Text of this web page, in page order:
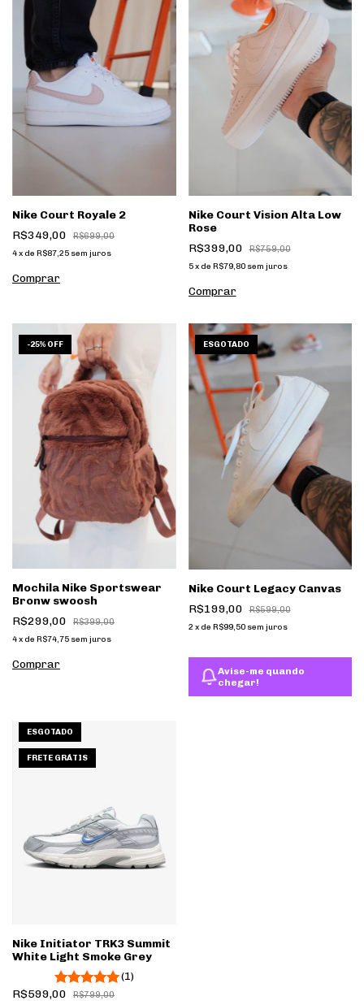
Nike Court Royale 2
R$349,00
R$699,00
4x de R$87,25 sem juros
Comprar
Nike Court Vision Alta Low
Rose
R$399,00
R$759,00
5 x de R$79,80 sem juros
Comprar
1/8
-25% OFF
Mochila Nike Sportswear
Bronw swoosh
R$299,00
R$399,00
4x de R$74,75 sem juros
1/4
ESGOTADO
Nike Court Legacy Canvas
R$199,00
R$599,00
2 x de R$99,50 sem juros
Avise-me quando
chegar!
1/9
ESGOTADO
FRETE GRÁTIS
Nike Initiator TRK3 Summit
White Light Smoke Grey
(1)
R$599,00 R$799,00